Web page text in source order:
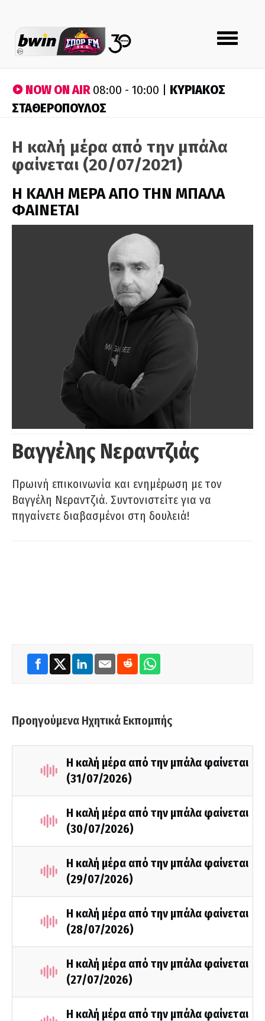
Toggle
navigation
NOW ON AIR08:00 - 10:00 | ΚΥΡΙΑΚΟΣ
ΣΤΑΘΕΡΟΠΟΥΛΟΣ
Η καλή μέρα από την μπάλα
φαίνεται (20/07/2021)
H ΚΑΛΗ ΜΕΡΑ ΑΠΟ ΤΗΝ ΜΠΑΛΑ
ΦΑΙΝΕΤΑΙ
Βαγγέλης Νεραντζιάς
Πρωινή επικοινωνία και ενημέρωση με τον
Βαγγέλη Νεραντζιά. Συντονιστείτε για να
πηγαίνετε διαβασμένοι στη δουλειά!
Προηγούμενα Ηχητικά Εκπομπής
Η καλή μέρα από την μπάλα φαίνεται
(31/07/2026)
Η καλή μέρα από την μπάλα φαίνεται
(30/07/2026)
Η καλή μέρα από την μπάλα φαίνεται
(29/07/2026)
Η καλή μέρα από την μπάλα φαίνεται
(28/07/2026)
Η καλή μέρα από την μπάλα φαίνεται
(27/07/2026)
Η καλή μέρα από την μπάλα φαίνεται